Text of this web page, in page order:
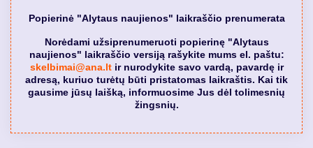
Popierinė "Alytaus naujienos" laikraščio prenumerata
Norėdami užsiprenumeruoti popierinę "Alytaus
naujienos" laikraščio versiją rašykite mums el. paštu:
skelbimai@ana.ltir nurodykite savo vardą, pavardę ir
adresą, kuriuo turėtų būti pristatomas laikraštis. Kai tik
gausime jūsų laišką, informuosime Jus dėl tolimesnių
žingsnių.